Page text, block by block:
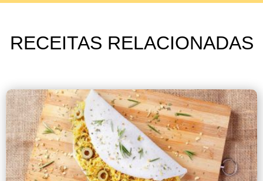
RECEITAS RELACIONADAS